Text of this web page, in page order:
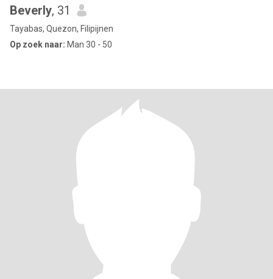
Beverly, 31
Tayabas, Quezon, Filipijnen
Op zoek naar: Man 30 - 50